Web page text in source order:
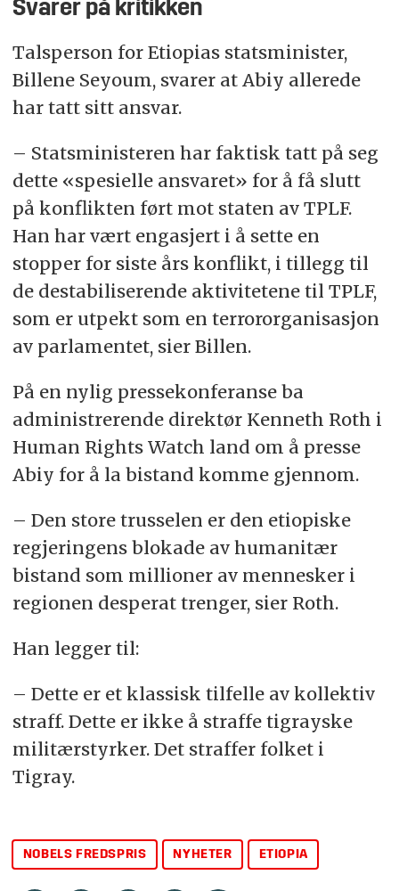
Svarer på kritikken
Talsperson for Etiopias statsminister,
Billene Seyoum, svarer at Abiy allerede
har tatt sitt ansvar.
– Statsministeren har faktisk tatt på seg
dette «spesielle ansvaret» for å få slutt
på konflikten ført mot staten av TPLF.
Han har vært engasjert i å sette en
stopper for siste års konflikt, i tillegg til
de destabiliserende aktivitetene til TPLF,
som er utpekt som en terrororganisasjon
av parlamentet, sier Billen.
På en nylig pressekonferanse ba
administrerende direktør Kenneth Roth i
Human Rights Watch land om å presse
Abiy for å la bistand komme gjennom.
– Den store trusselen er den etiopiske
regjeringens blokade av humanitær
bistand som millioner av mennesker i
regionen desperat trenger, sier Roth.
Han legger til:
– Dette er et klassisk tilfelle av kollektiv
straff. Dette er ikke å straffe tigrayske
militærstyrker. Det straffer folket i
Tigray.
NOBELS FREDSPRIS NYHETER ETIOPIA